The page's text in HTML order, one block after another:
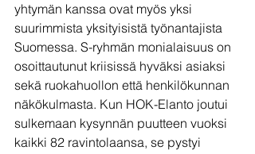
yhtymän kanssa ovat myös yksi
suurimmista yksityisistä työnantajista
Suomessa. S-ryhmän monialaisuus on
osoittautunut kriisissä hyväksi asiaksi
sekä ruokahuollon että henkilökunnan
näkökulmasta. Kun HOK-Elanto joutui
sulkemaan kysynnän puutteen vuoksi
kaikki 82 ravintolaansa, se pystyi